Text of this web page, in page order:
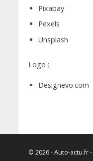
Pixabay
Pexels
Unsplash
Logo :
Designevo.com
© 2026 - Auto-actu.fr -